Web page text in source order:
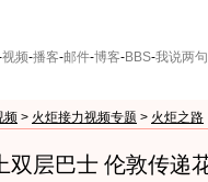
视频-播客-邮件-博客-BBS-我说两句
频 > 火炬接力视频专题 > 火炬之路
双层巴士 伦敦传递